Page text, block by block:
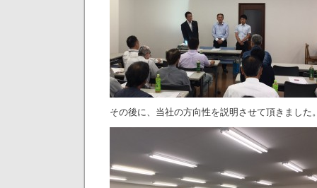
その後に、当社の方向性を説明させて頂きました